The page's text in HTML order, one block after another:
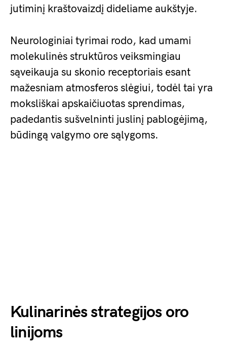
jutiminį kraštovaizdį dideliame aukštyje.
Neurologiniai tyrimai rodo, kad umami
molekulinės struktūros veiksmingiau
sąveikauja su skonio receptoriais esant
mažesniam atmosferos slėgiui, todėl tai yra
moksliškai apskaičiuotas sprendimas,
padedantis sušvelninti juslinį pablogėjimą,
būdingą valgymo ore sąlygoms.
Kulinarinės strategijos oro
linijoms